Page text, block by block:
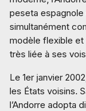
peseta
simultanément
modèle flexible
très liée à ses
Le 1er janvier
les États voisins.
l’Andorre adopta